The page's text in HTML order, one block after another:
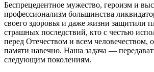
Беспрецедентное мужество, героизм и
профессионализм большинства
своего здоровья и даже жизни защитили
страшных последствий, кто с честью
перед Отечеством и всем человечеством,
памяти навечно. Наша задача —
следующим поколениям.